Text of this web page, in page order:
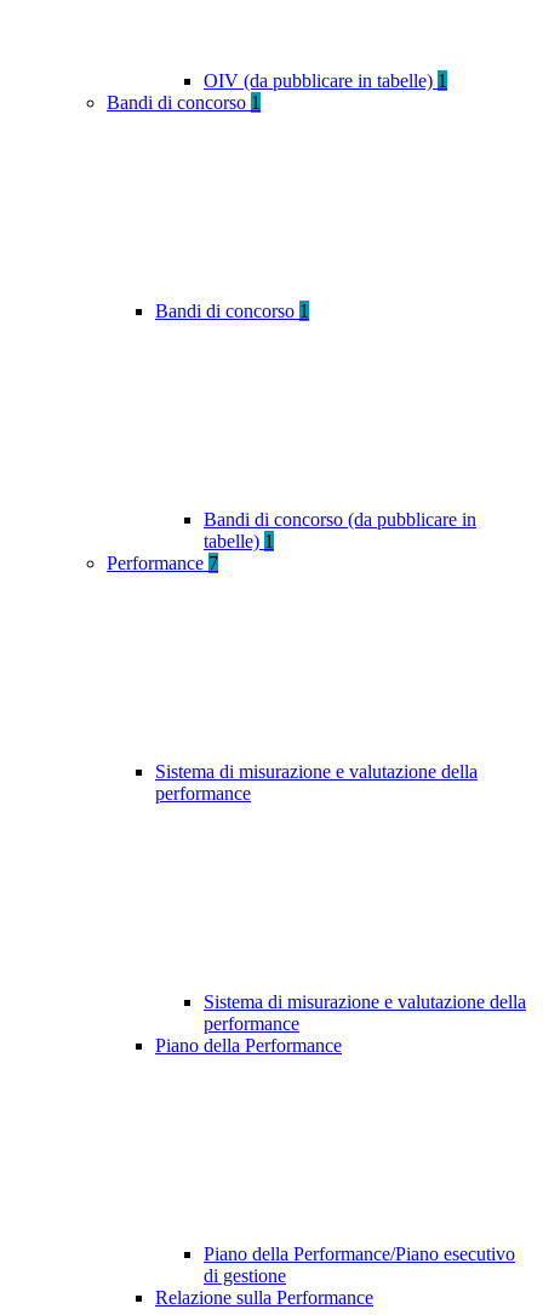
OIV (da pubblicare in tabelle) 1
Bandi di concorso 1
Bandi di concorso 1
Bandi di concorso (da pubblicare in
tabelle) 1
Performance 7
Sistema di misurazione e valutazione della
performance
Sistema di misurazione e valutazione della
performance
Piano della Performance
Piano della Performance/Piano esecutivo
di gestione
Relazione sulla Performance